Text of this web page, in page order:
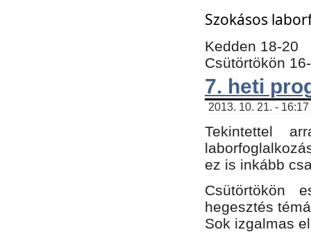
Szokásos
Kedden 18-20
Csütörtökön
7. heti
2013. 10. 21. -
Tekintettel
ez is inkább
Csütörtökön
hegesztés
Sok izgalmas